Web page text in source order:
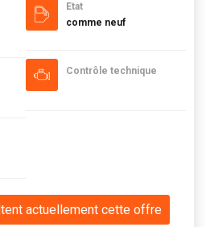
Etat
comme neuf
Contrôle technique
actuellement cette offre